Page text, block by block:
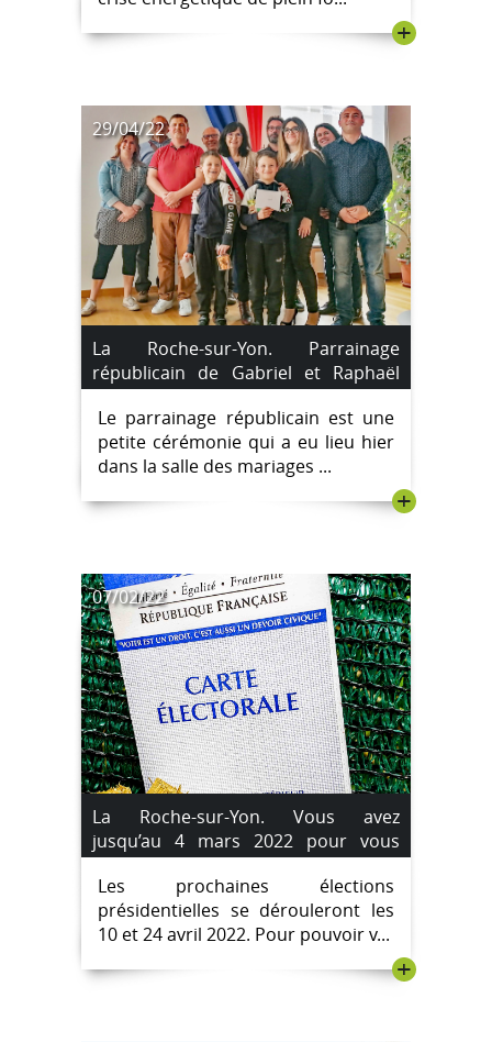
+
29/04/22
La Roche-sur-Yon. Parrainage
républicain de Gabriel et Raphaël
Saroyan.
Le parrainage républicain est une
petite cérémonie qui a eu lieu hier
dans la salle des mariages ...
+
07/02/22
La Roche-sur-Yon. Vous avez
jusqu’au 4 mars 2022 pour vous
inscrire sur les listes électorales.
Les prochaines élections
présidentielles se dérouleront les
10 et 24 avril 2022. Pour pouvoir v...
+